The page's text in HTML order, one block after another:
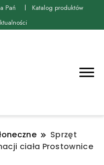
Pań
Katalog produktów
Sprzęt
ciała Prostownice